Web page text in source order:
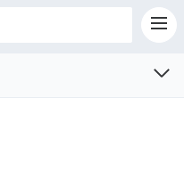
Zeugen
2121)